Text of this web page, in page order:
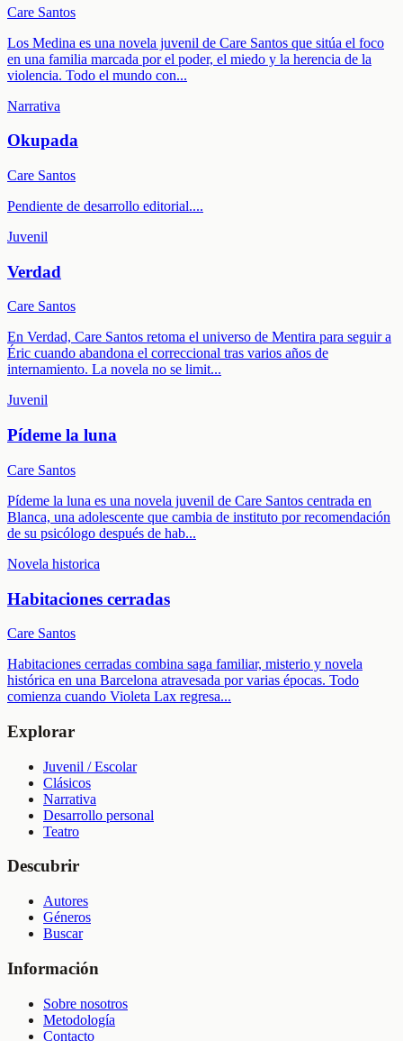
Care Santos
Los Medina es una novela juvenil de Care Santos que sitúa el foco
en una familia marcada por el poder, el miedo y la herencia de la
violencia. Todo el mundo con...
Narrativa
Okupada
Care Santos
Pendiente de desarrollo editorial....
Juvenil
Verdad
Care Santos
En Verdad, Care Santos retoma el universo de Mentira para seguir a
Éric cuando abandona el correccional tras varios años de
internamiento. La novela no se limit...
Juvenil
Pídeme la luna
Care Santos
Pídeme la luna es una novela juvenil de Care Santos centrada en
Blanca, una adolescente que cambia de instituto por recomendación
de su psicólogo después de hab...
Novela historica
Habitaciones cerradas
Care Santos
Habitaciones cerradas combina saga familiar, misterio y novela
histórica en una Barcelona atravesada por varias épocas. Todo
comienza cuando Violeta Lax regresa...
Explorar
Juvenil / Escolar
Clásicos
Narrativa
Desarrollo personal
Teatro
Descubrir
Autores
Géneros
Buscar
Información
Sobre nosotros
Metodología
Contacto